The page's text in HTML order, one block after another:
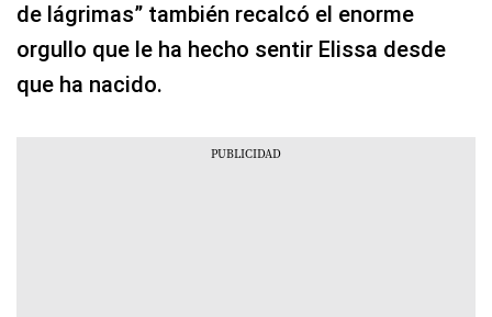
de lágrimas” también recalcó el enorme
orgullo que le ha hecho sentir Elissa desde
que ha nacido.